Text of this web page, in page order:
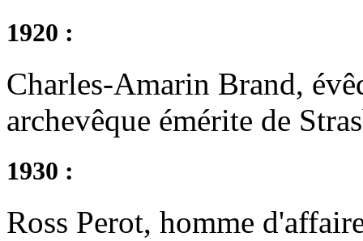
1920 :
Charles-Amarin Brand,
archevêque émérite de
1930 :
Ross Perot, homme